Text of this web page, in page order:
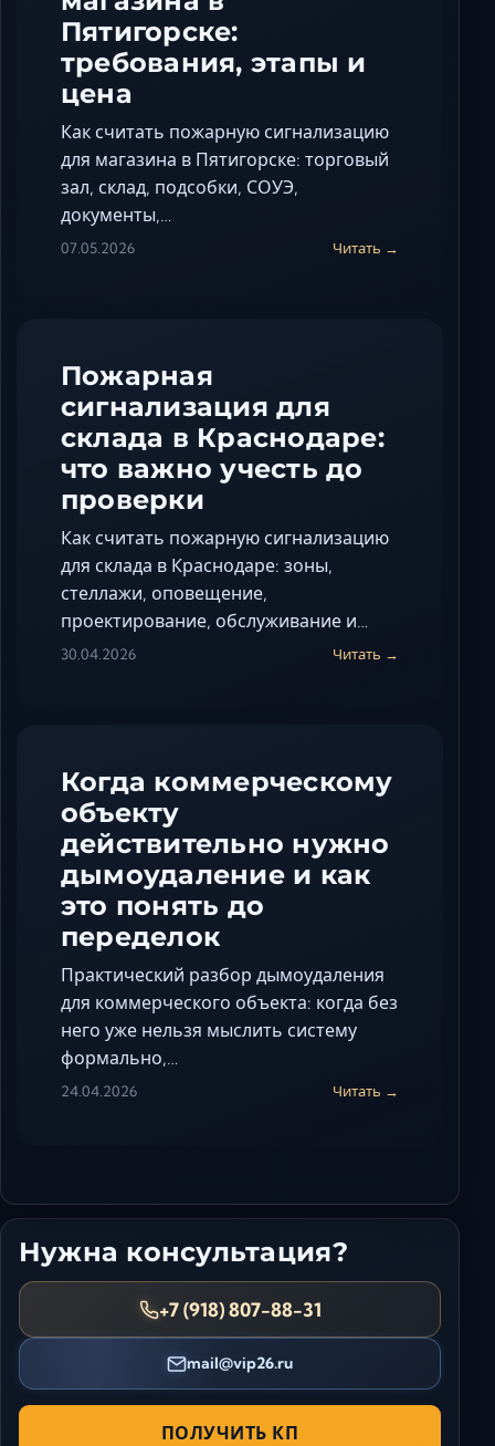
Пятигорске:
требования, этапы и
цена
Как считать пожарную сигнализацию
для магазина в Пятигорске: торговый
зал, склад, подсобки, СОУЭ,
документы,…
07.05.2026 Читать →
Пожарная
сигнализация для
склада в Краснодаре:
что важно учесть до
проверки
Как считать пожарную сигнализацию
для склада в Краснодаре: зоны,
стеллажи, оповещение,
проектирование, обслуживание и…
30.04.2026 Читать →
Когда коммерческому
объекту
действительно нужно
дымоудаление и как
это понять до
переделок
Практический разбор дымоудаления
для коммерческого объекта: когда без
него уже нельзя мыслить систему
формально,…
24.04.2026 Читать →
Нужна консультация?
+7 (918) 807-88-31
mail@vip26.ru
ПОЛУЧИТЬ КП